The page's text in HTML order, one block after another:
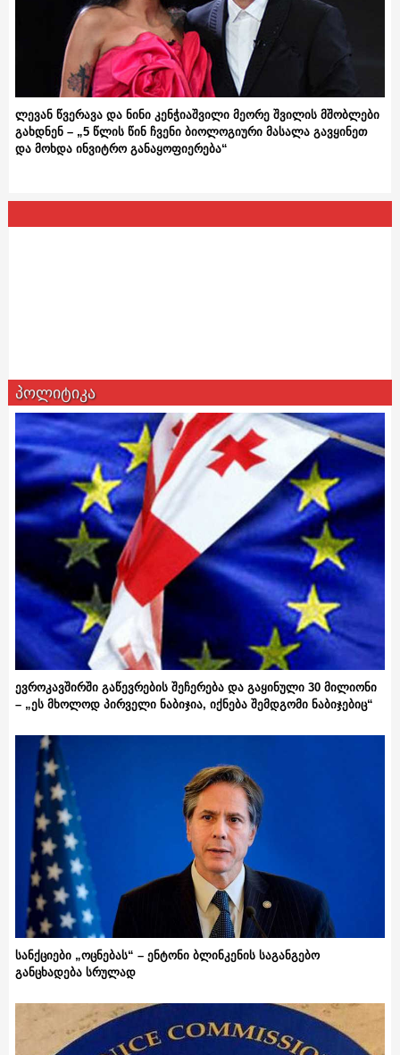
ლევან წვერავა და ნინი კენჭიაშვილი მეორე შვილის მშობლები
გახდნენ – „5 წლის წინ ჩვენი ბიოლოგიური მასალა გავყინეთ
და მოხდა ინვიტრო განაყოფიერება“
პოლიტიკა
ევროკავშირში გაწევრების შეჩერება და გაყინული 30 მილიონი
– „ეს მხოლოდ პირველი ნაბიჯია, იქნება შემდგომი ნაბიჯებიც“
სანქციები „ოცნებას“ – ენტონი ბლინკენის საგანგებო
განცხადება სრულად